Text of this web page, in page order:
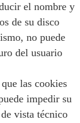
el nombre y
de su disco
no puede
del usuario
las cookies
impedir su
vista técnico